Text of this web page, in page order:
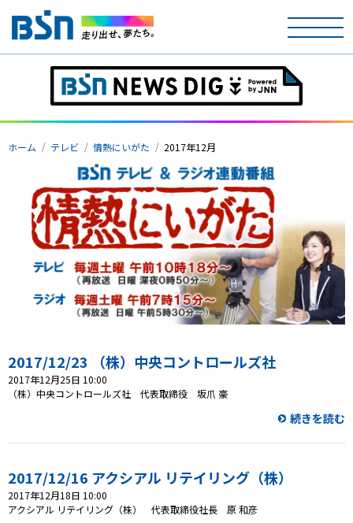
テレビ
ラジオ
アナウンサー
イベント
ニュース
プレゼント
会社概要・ビジョン
ホーム テレビ 情熱にいがた 2017年12月
2017/12/23 （株）中央コントロールズ社
2017年12月25日 10:00
（株）中央コントロールズ社 代表取締役 坂爪 豪
続きを読む
2017/12/16 アクシアル リテイリング（株）
2017年12月18日 10:00
アクシアル リテイリング（株） 代表取締役社長 原 和彦